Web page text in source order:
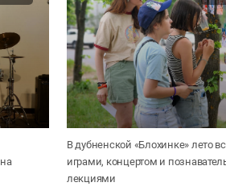
В дубненской «Блохинке» лето
играми, концертом и
лекциями